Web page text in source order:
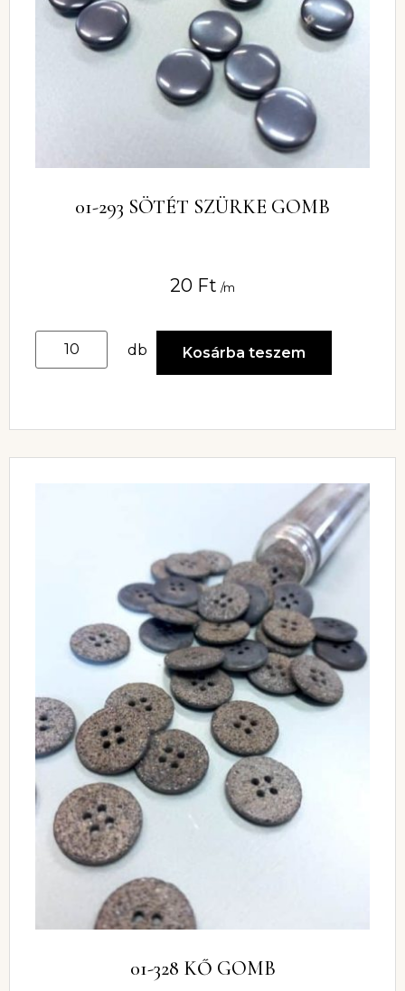
01-293 SÖTÉT SZÜRKE GOMB
20 Ft /m
db Kosárba teszem
01-328 KŐ GOMB